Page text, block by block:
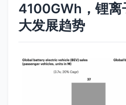
4100GWh，锂离
大发展趋势